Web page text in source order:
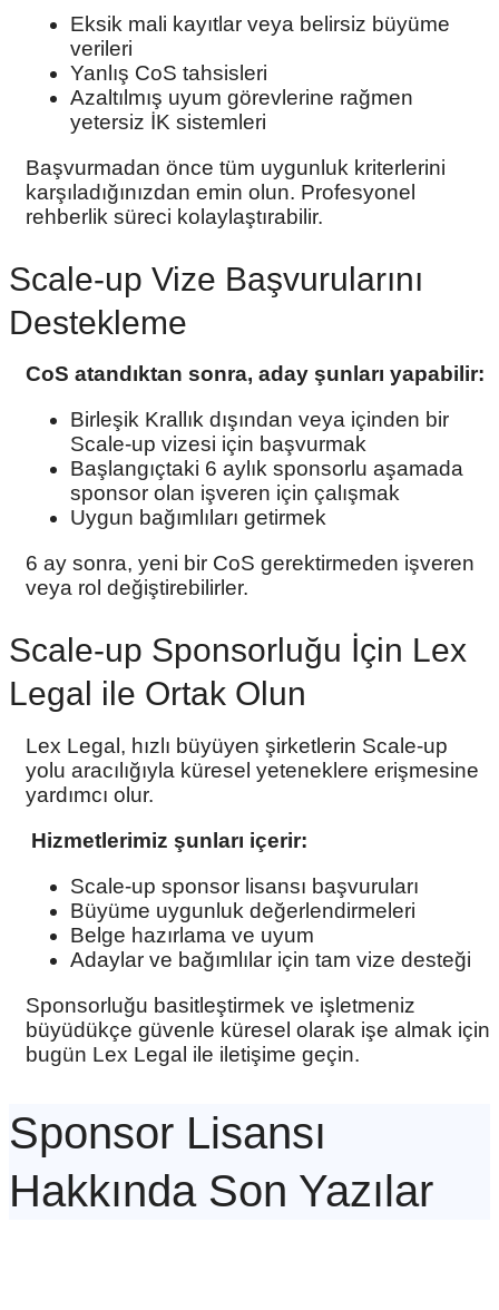
Eksik mali kayıtlar veya belirsiz büyüme
verileri
Yanlış CoS tahsisleri
Azaltılmış uyum görevlerine rağmen
yetersiz İK sistemleri
Başvurmadan önce tüm uygunluk kriterlerini
karşıladığınızdan emin olun. Profesyonel
rehberlik süreci kolaylaştırabilir.
Scale-up Vize Başvurularını
Destekleme
CoS atandıktan sonra, aday şunları yapabilir:
Birleşik Krallık dışından veya içinden bir
Scale-up vizesi için başvurmak
Başlangıçtaki 6 aylık sponsorlu aşamada
sponsor olan işveren için çalışmak
Uygun bağımlıları getirmek
6 ay sonra, yeni bir CoS gerektirmeden işveren
veya rol değiştirebilirler.
Scale-up Sponsorluğu İçin Lex
Legal ile Ortak Olun
Lex Legal, hızlı büyüyen şirketlerin Scale-up
yolu aracılığıyla küresel yeteneklere erişmesine
yardımcı olur.
Hizmetlerimiz şunları içerir:
Scale-up sponsor lisansı başvuruları
Büyüme uygunluk değerlendirmeleri
Belge hazırlama ve uyum
Adaylar ve bağımlılar için tam vize desteği
Sponsorluğu basitleştirmek ve işletmeniz
büyüdükçe güvenle küresel olarak işe almak için
bugün Lex Legal ile iletişime geçin.
Sponsor Lisansı
Hakkında Son Yazılar